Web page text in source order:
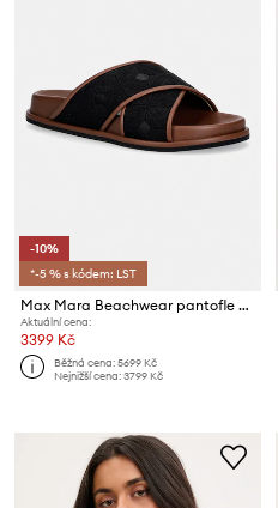
-10%
*-5 % s kódem: LST
Max Mara Beachwear pantofle dámské Bchpeonie
Aktuální cena:
3399 Kč
Běžná cena:5699 Kč
Nejnižší cena:3799 Kč